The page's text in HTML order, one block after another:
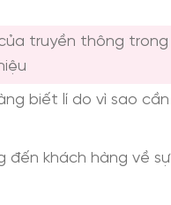
truyền thông trong
biết lí do vì sao cần
đến khách hàng về sự